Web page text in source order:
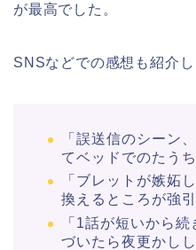
が最高でした。
SNSなどでの感想も紹介し
「誤送信のシーン
てベッドでのたう
「ブレットが嫉妬
換えるところが強
「1話が短いから
づいたら夜更かし